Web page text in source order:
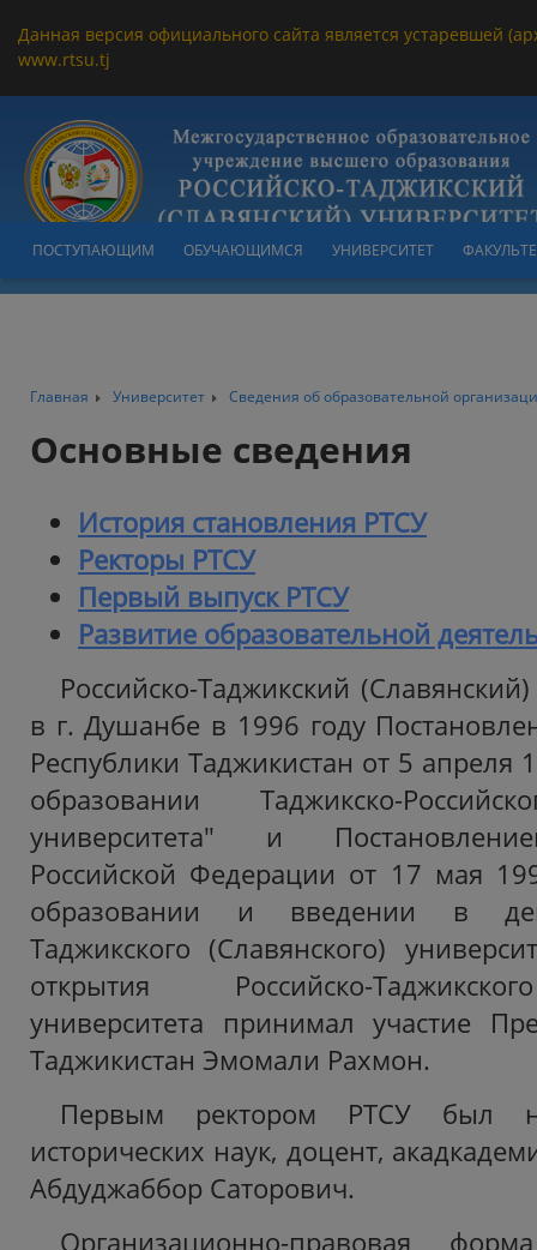
Данная версия официального сайта является устаревшей
www.rtsu.tj
ПОСТУПАЮЩИМ ОБУЧАЮЩИМСЯ УНИВЕРСИТЕТ
Главная Университет Сведения об образовательной
Основные сведения
История становления РТСУ
Ректоры РТСУ
Первый выпуск РТСУ
Развитие образовательной
Российско-Таджикский
в г. Душанбе в 1996 году
Республики Таджикистан от 5
образовании Таджикско-
университета" и
Российской Федерации от 17 мая
образовании и введении в
Таджикского (Cлавянского)
открытия Российско-
университета принимал участие
Таджикистан Эмомали Рахмон.
Первым ректором РТСУ был
исторических наук, доцент,
Абдуджаббор Саторович.
Организационно-правовая